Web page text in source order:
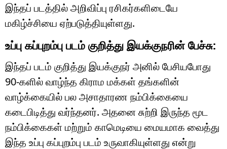
இந்தப் படத்தில் அறிவிப்பு ரசிகர்களிடையே
மகிழ்ச்சியை ஏற்படுத்தியுள்ளது.
உப்பு கப்புறம்பு படம் குறித்து இயக்குநரின் பேச்சு:
இந்தப் படம் குறித்து இயக்குநர் அனில் பேசியபோது
90-களில் வாழ்ந்த கிராம மக்கள் தங்களின்
வாழ்க்கையில் பல அசாதாரண நம்பிக்கையை
கடைபிடித்து வர்ந்தனர். அதனை சுற்றி இருந்த மூட
நம்பிக்கைகள் மற்றும் காமெடியை மையமாக வைத்து
இந்த உப்பு கப்புறம்பு படம் உருவாகியுள்ளது என்று